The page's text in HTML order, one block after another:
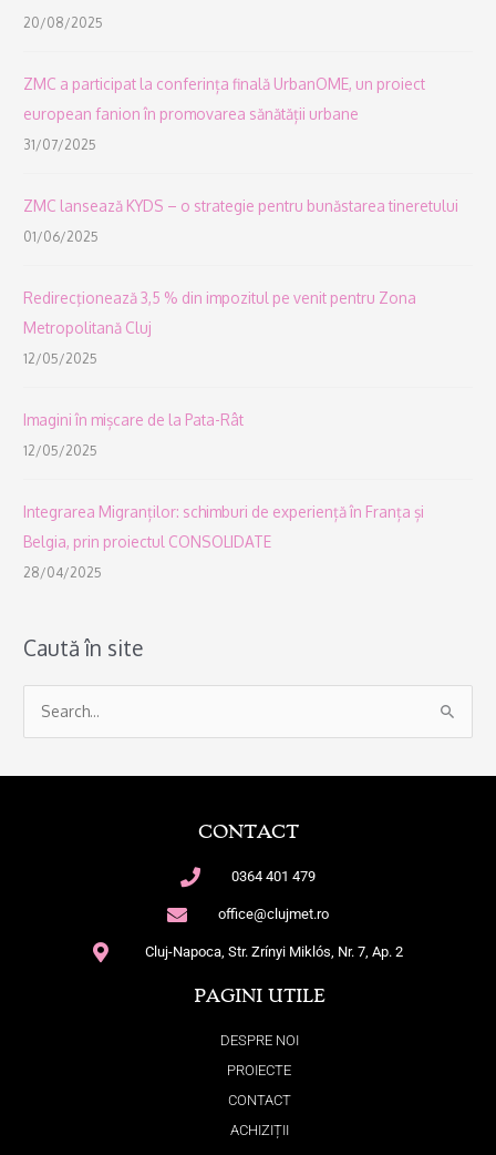
20/08/2025
ZMC a participat la conferința finală UrbanOME, un proiect
european fanion în promovarea sănătății urbane
31/07/2025
ZMC lansează KYDS – o strategie pentru bunăstarea tineretului
01/06/2025
Redirecţionează 3,5 % din impozitul pe venit pentru Zona
Metropolitană Cluj
12/05/2025
Imagini în mișcare de la Pata-Rât
12/05/2025
Integrarea Migranților: schimburi de experiență în Franța și
Belgia, prin proiectul CONSOLIDATE
28/04/2025
Caută în site
a
CONTACT
0364 401 479
office@clujmet.ro
Cluj-Napoca, Str. Zrínyi Miklós, Nr. 7, Ap. 2
PAGINI UTILE
DESPRE NOI
PROIECTE
CONTACT
ACHIZIȚII